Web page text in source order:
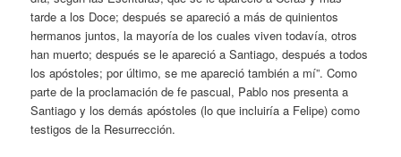
tarde a los Doce; después se apareció a más de quinientos
hermanos juntos, la mayoría de los cuales viven todavía, otros
han muerto; después se le apareció a Santiago, después a todos
los apóstoles; por último, se me apareció también a mí”. Como
parte de la proclamación de fe pascual, Pablo nos presenta a
Santiago y los demás apóstoles (lo que incluiría a Felipe) como
testigos de la Resurrección.